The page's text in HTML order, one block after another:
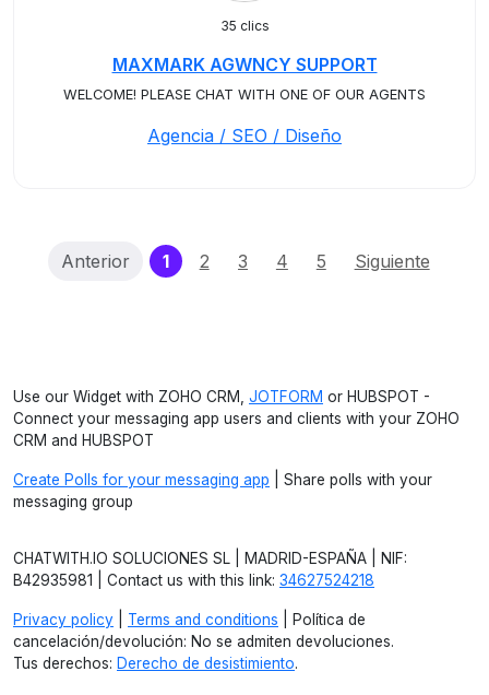
35 clics
MAXMARK AGWNCY SUPPORT
WELCOME! PLEASE CHAT WITH ONE OF OUR AGENTS
Agencia / SEO / Diseño
Anterior 1(current)
2 3 4 5 Siguiente
Use our Widget with ZOHO CRM, JOTFORM or HUBSPOT -
Connect your messaging app users and clients with your ZOHO
CRM and HUBSPOT
Create Polls for your messaging app | Share polls with your
messaging group
CHATWITH.IO SOLUCIONES SL | MADRID-ESPAÑA | NIF:
B42935981 | Contact us with this link: 34627524218
Privacy policy Terms and conditions | Política de
cancelación/devolución: No se admiten devoluciones.
Tus derechos: Derecho de desistimiento.